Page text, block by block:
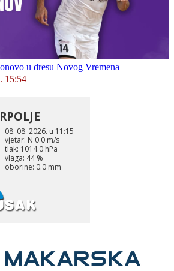
u dresu Novog Vremena
15:54